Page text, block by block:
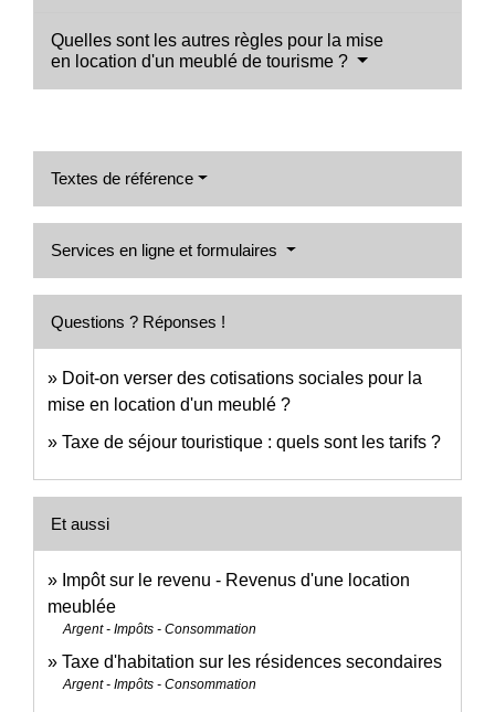
Quelles sont les autres règles pour la mise
en location d'un meublé de tourisme ?
Textes de référence
Services en ligne et formulaires
Questions ? Réponses !
Doit-on verser des cotisations sociales pour la
mise en location d'un meublé ?
Taxe de séjour touristique : quels sont les tarifs ?
Et aussi
Impôt sur le revenu - Revenus d'une location
meublée
Argent - Impôts - Consommation
Taxe d'habitation sur les résidences secondaires
Argent - Impôts - Consommation